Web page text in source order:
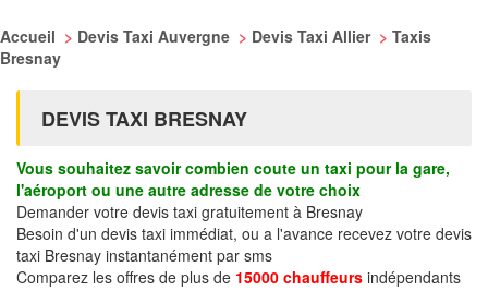
Accueil > Devis Taxi Auvergne > Devis Taxi Allier > Taxis
Bresnay
DEVIS TAXI BRESNAY
Vous souhaitez savoir combien coute un taxi pour la gare,
l'aéroport ou une autre adresse de votre choix
Demander votre devis taxi gratuitement à Bresnay
Besoin d'un devis taxi immédiat, ou a l'avance recevez votre devis
taxi Bresnay instantanément par sms
Comparez les offres de plus de 15000 chauffeurs indépendants